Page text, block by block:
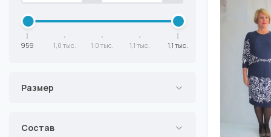
959 1,0 тыс. 1,0 тыс. 1,1 тыс. 1,1 тыс.
Размер
Состав